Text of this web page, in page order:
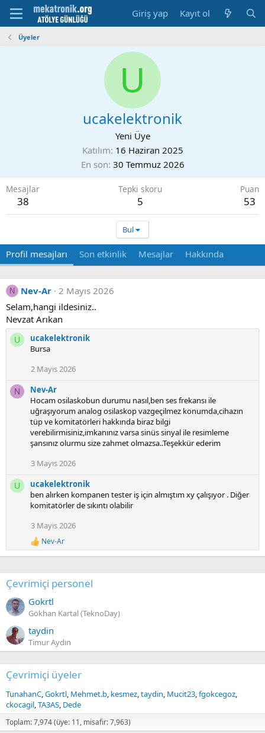
Giriş yap Kayıt ol
Üyeler
U
ucakelektronik
Yeni Üye
Katılım 16 Haziran 2025
En son 30 Temmuz 2026
Mesajlar
38
Tepki skoru
5
Puan
53
Bul
Profil mesajları Son etkinlik Mesajlar Hakkında
N Nev-Ar 2 Mayıs 2026
Selam,hangi ildesiniz..
Nevzat Arıkan
U
ucakelektronik
Bursa
2 Mayıs 2026
N
Nev-Ar
Hocam osilaskobun durumu nasıl,ben ses frekansı ile
uğraşıyorum analog osilaskop vazgeçilmez konumda,cihazın
tüp ve komitatörleri hakkında biraz bilgi
verebilirmisiniz,imkanınız varsa sinüs sinyal ile resimleme
şansınız olurmu size zahmet olmazsa..Teşekkür ederim
3 Mayıs 2026
U
ucakelektronik
ben alırken kompanen tester iş için almıştım xy çalışıyor . Diğer
komitatörler de sıkıntı olabilir
3 Mayıs 2026
R
e
c
t
o
n
:
Nev-Ar
Çevrimiçi personel
Gokrtl
Gökhan Kartal (TeknoDay)
taydin
Timur Aydın
Çevrimiçi üyeler
TunahanC Gokrtl Mehmet.b kesmez taydin Mucit23 fgokcegoz
ckocagil TA3AS Dede
Toplam: 7,974 (üye: 11, misafir: 7,963)